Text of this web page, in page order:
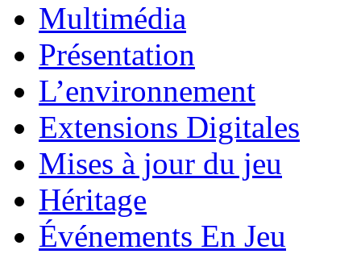
Multimédia
Présentation
L’environnement
Extensions Digitales
Mises à jour du jeu
Héritage
Événements En Jeu